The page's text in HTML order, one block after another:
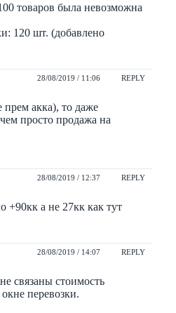
товаров была невозможна
120 шт. (добавлено
28/08/2019 / 11:06 REPLY
акка), то даже
просто продажа на
28/08/2019 / 12:37 REPLY
+90кк а не 27кк как тут
28/08/2019 / 14:07 REPLY
связаны стоимость
перевозки.